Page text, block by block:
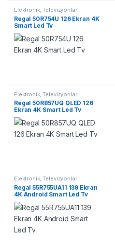
Elektronik,Televizyonlar
Regal 50R754U 126 Ekran 4K
Smart Led Tv
Elektronik,Televizyonlar
Regal 50R857UQ QLED 126
Ekran 4K Smart Led Tv
Elektronik,Televizyonlar
Regal 55R755UA11 139 Ekran
4K Android Smart Led Tv